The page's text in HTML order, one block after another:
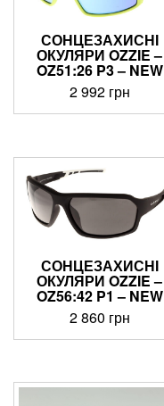
СОНЦЕЗАХИСНІ
ОКУЛЯРИ OZZIE –
OZ51:26 P3 – NEW
2 992 грн
СОНЦЕЗАХИСНІ
ОКУЛЯРИ OZZIE –
OZ56:42 P1 – NEW
2 860 грн